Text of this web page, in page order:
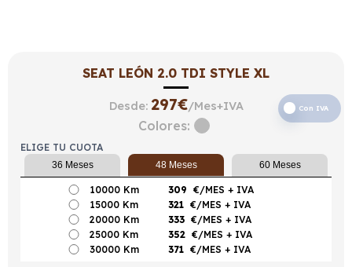
SEAT LEÓN 2.0 TDI STYLE XL
Desde: 297€/Mes+IVA Con IVA
Colores:
ELIGE TU CUOTA
36 Meses 48 Meses 60 Meses
10000 Km 309 €/MES + IVA
15000 Km
321 €/MES + IVA
20000 Km
333 €/MES + IVA
25000 Km
352 €/MES + IVA
30000 Km
371 €/MES + IVA